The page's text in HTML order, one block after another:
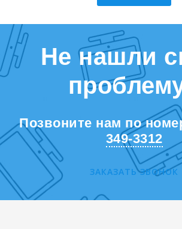
Не нашли
Позвоните нам по
349-3312
ЗАКАЗАТЬ ЗВОНОК